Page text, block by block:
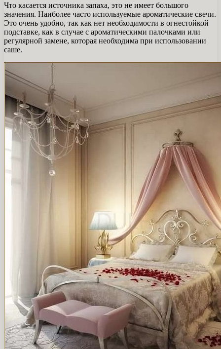
Что касается источника запаха, это не имеет большого
значения. Наиболее часто используемые ароматические свечи.
Это очень удобно, так как нет необходимости в огнестойкой
подставке, как в случае с ароматическими палочками или
регулярной замене, которая необходима при использовании
саше.